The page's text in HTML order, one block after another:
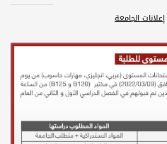
إعلانات الجامعة